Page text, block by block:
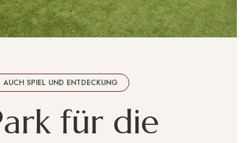
AUCH SPIEL UND ENTDECKUNG
ark für die